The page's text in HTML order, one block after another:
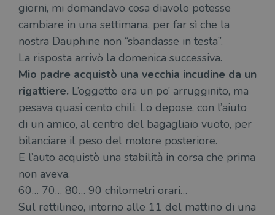
giorni, mi domandavo cosa diavolo potesse
cambiare in una settimana, per far sì che la
nostra Dauphine non “sbandasse in testa”.
La risposta arrivò la domenica successiva.
Mio padre acquistò una vecchia incudine da un
rigattiere. L’oggetto era un po’ arrugginito, ma
pesava quasi cento chili. Lo depose, con l’aiuto
di un amico, al centro del bagagliaio vuoto, per
bilanciare il peso del motore posteriore.
E l’auto acquistò una stabilità in corsa che prima
non aveva.
60… 70… 80… 90 chilometri orari…
Sul rettilineo, intorno alle 11 del mattino di una